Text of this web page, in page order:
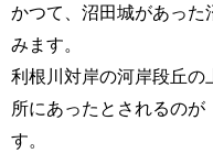
かつて、沼田城があった
みます。
利根川対岸の河岸段丘の
所にあったとされるの
す。